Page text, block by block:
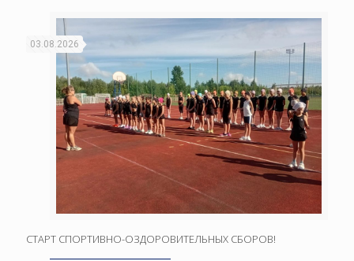
03.08.2026
СТАРТ СПОРТИВНО-ОЗДОРОВИТЕЛЬНЫХ СБОРОВ!